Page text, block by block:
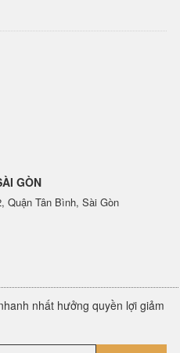
GÒN
Quận Tân Bình, Sài Gòn
nhất hưởng quyền lợi giảm